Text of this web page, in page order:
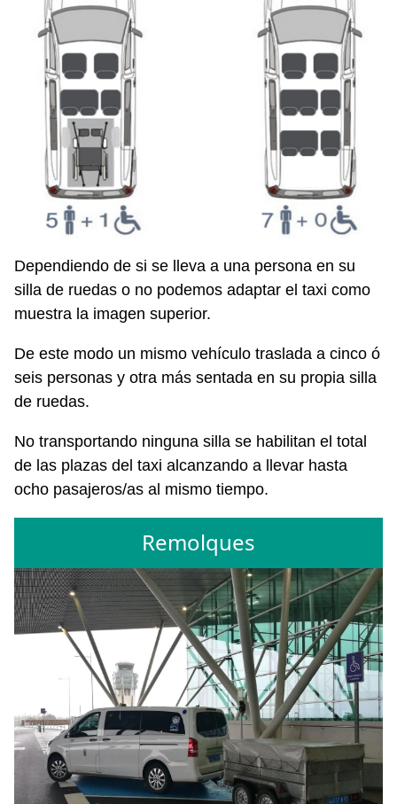
Dependiendo de si se lleva a una persona en su
silla de ruedas o no podemos adaptar el taxi como
muestra la imagen superior.
De este modo un mismo vehículo traslada a cinco ó
seis personas y otra más sentada en su propia silla
de ruedas.
No transportando ninguna silla se habilitan el total
de las plazas del taxi alcanzando a llevar hasta
ocho pasajeros/as al mismo tiempo.
Remolques